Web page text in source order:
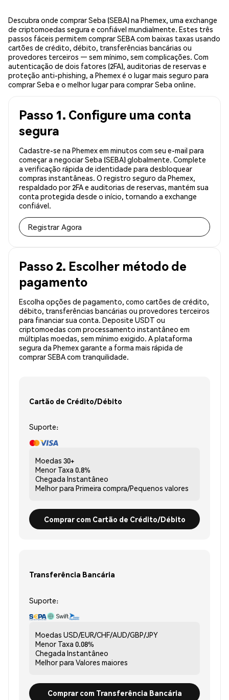
Descubra onde comprar Seba (SEBA) na Phemex, uma exchange
de criptomoedas segura e confiável mundialmente. Estes três
passos fáceis permitem comprar SEBA com baixas taxas usando
cartões de crédito, débito, transferências bancárias ou
provedores terceiros — sem mínimo, sem complicações. Com
autenticação de dois fatores (2FA), auditorias de reservas e
proteção anti-phishing, a Phemex é o lugar mais seguro para
comprar Seba e o melhor lugar para comprar Seba online.
Passo 1. Configure uma conta
segura
Cadastre-se na Phemex em minutos com seu e-mail para
começar a negociar Seba (SEBA) globalmente. Complete
a verificação rápida de identidade para desbloquear
compras instantâneas. O registro seguro da Phemex,
respaldado por 2FA e auditorias de reservas, mantém sua
conta protegida desde o início, tornando a exchange
confiável.
Registrar Agora
Passo 2. Escolher método de
pagamento
Escolha opções de pagamento, como cartões de crédito,
débito, transferências bancárias ou provedores terceiros
para financiar sua conta. Deposite USDT ou
criptomoedas com processamento instantâneo em
múltiplas moedas, sem mínimo exigido. A plataforma
segura da Phemex garante a forma mais rápida de
comprar SEBA com tranquilidade.
Cartão de Crédito/Débito
Suporte:
Moedas 30+
Menor Taxa 0.8%
Chegada Instantâneo
Melhor para Primeira compra/Pequenos valores
Comprar com Cartão de Crédito/Débito
Transferência Bancária
Suporte:
Moedas USD/EUR/CHF/AUD/GBP/JPY
Menor Taxa 0.08%
Chegada Instantâneo
Melhor para Valores maiores
Comprar com Transferência Bancária